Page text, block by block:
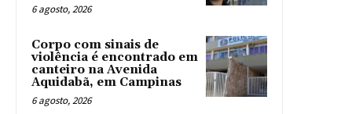
6 agosto, 2026
Corpo com sinais de
violência é encontrado em
canteiro na Avenida
Aquidabã, em Campinas
6 agosto, 2026